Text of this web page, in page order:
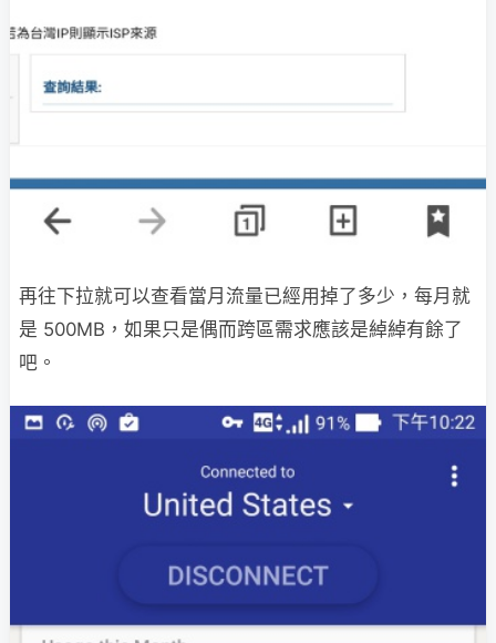
再往下拉就可以查看當月流量已經用掉了多少，每月就
是 500MB，如果只是偶而跨區需求應該是綽綽有餘了
吧。